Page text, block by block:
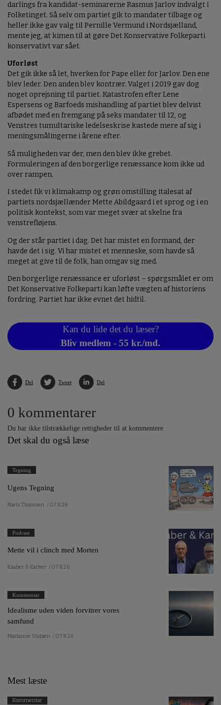
darlings fra kandidat-seminarerne Rasmus Jarlov indvalgt i
Folketinget. Så selv om partiet gik to mandater tilbage og
heller ikke gav valg til Pernille Vermund i Nordsjælland,
mente jeg, at kimen til at gøre Det Konservative Folkeparti
konservativt var sået.
Uforløst
Det gik ikke så let, hverken for Pape eller for Jarlov. Den ene
blev leder. Den anden blev kontrær. Valget i 2019 gav dog
noget oprejsning til partiet. Katastrofen efter Lene
Espersens og Barfoeds mishandling af partiet blev delvist
afbødet med en fremgang på seks mandater til 12, og
Venstres tumultariske ledelseskrise kastede mere af sig i
meningsmålingerne i årene efter.
Så muligheden var der, men den blev ikke grebet.
Formuleringen af den borgerlige renæssance kom ikke ud
over rampen.
I stedet fik vi klimakamp og grøn omstilling italesat af
partiets nordsjællænder Mette Abildgaard i et sprog og i en
politisk kontekst, som var meget svær at skelne fra
venstrefløjens.
Og der står partiet i dag. Det har mistet en formand, der
havde det i sig. Vi har mistet et menneske, som havde så
meget at give til de folk, han omgav sig med.
Den borgerlige renæssance er uforløst – spørgsmålet er om
Det Konservative Folkeparti kan løfte vægten af historiens
fordring. Partiet har ikke evnet det hidtil.
Kan du lide det du læser?
Bliv medlem - 55 kr./md.
Del Tweet Del
0 kommentarer
Du har ikke tilstrækkelige rettigheder til at kommentere
Det skal du også læse
Tegning
Ugens Tegning
Niels Thomsen / 07.8.26
Podcast
Mette vil i clinch med Morten
Kaaber & Karker / 07.8.26
Kommentar
Idealisme uden viden forvitrer vores
samfund
Marianne Stidsen / 07.8.26
Mest læste
Kommentar